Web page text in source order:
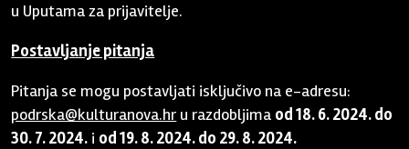
u Uputama za prijavitelje.
Postavljanje pitanja
Pitanja se mogu postavljati isključivo na e-adresu:
podrska@kulturanova.hr u razdobljima od 18. 6. 2024. do
30. 7. 2024. i od 19. 8. 2024. do 29. 8. 2024.